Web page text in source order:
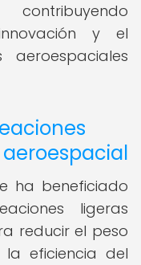
y el
ha beneficiado
ligeras
reducir el peso
eficiencia del